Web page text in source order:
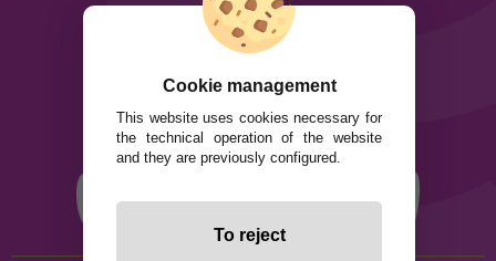
Cookie management
This website uses cookies necessary for
the technical operation of the website
and they are previously configured.
To reject